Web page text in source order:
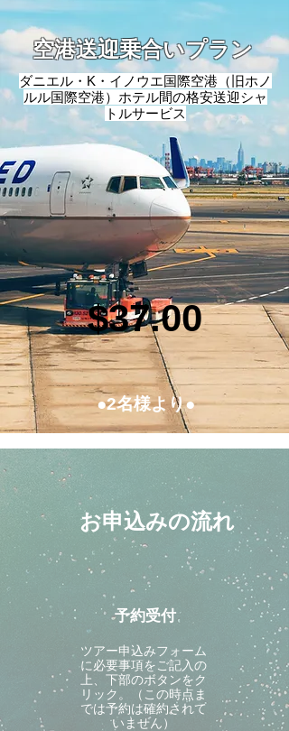
空港送迎乗合いプラン
ダニエル・K・イノウエ国際空港（旧ホノ
ルル国際空港）ホテル間の格安送迎シャ
トルサービス
$37.00
●2名様より●
お申込みの流れ
予約受付
ツアー申込みフォーム
に必要事項をご記入の
上、下部のボタンをク
リック。（この時点ま
では予約は確約されて
いません）